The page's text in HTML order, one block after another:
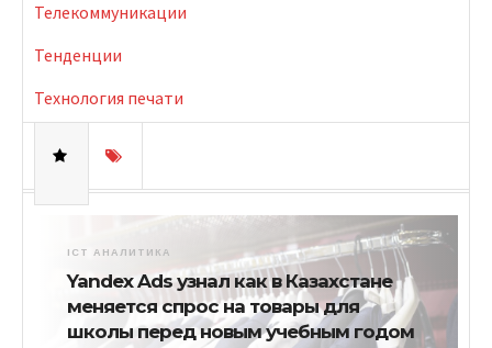
Телекоммуникации
Тенденции
Технология печати
ICT АНАЛИТИКА
Yandex Ads узнал как в Казахстане
меняется спрос на товары для
школы перед новым учебным годом